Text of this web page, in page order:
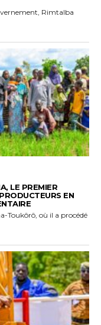
Rimtalba
LE PREMIER
EN
Toukôrô, où il a procédé